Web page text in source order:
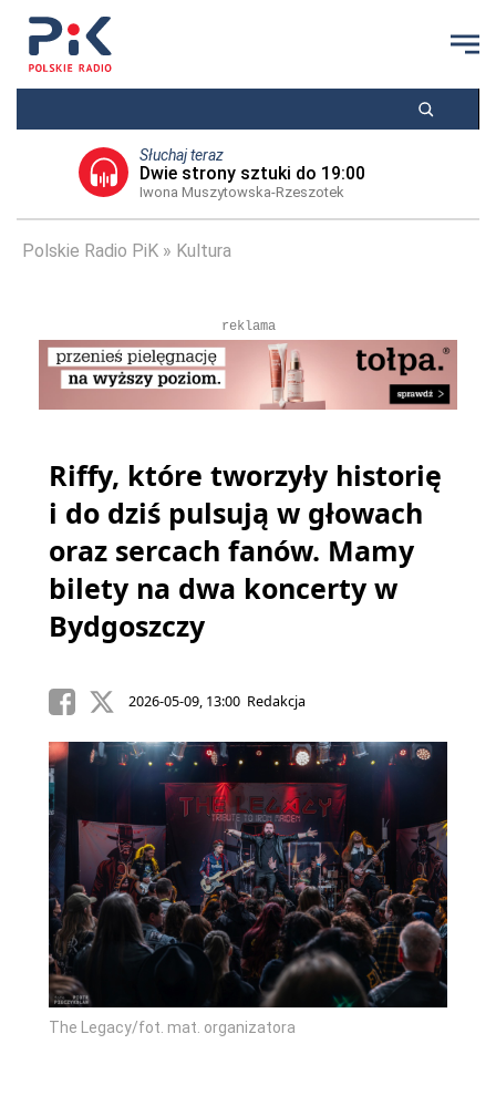
Słuchaj teraz
Dwie strony sztuki do 19:00
Iwona Muszytowska-Rzeszotek
Polskie Radio PiK Kultura
reklama
Riffy, które tworzyły historię
i do dziś pulsują w głowach
oraz sercach fanów. Mamy
bilety na dwa koncerty w
Bydgoszczy
2026-05-09, 13:00 Redakcja
The Legacy/fot. mat. organizatora